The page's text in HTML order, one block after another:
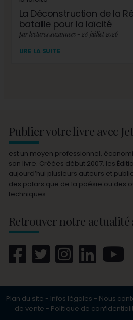
La Déconstruction de la
bataille pour la laïcité
par lectures.suzannees - 28 juillet 2026
LIRE LA SUITE
Publier votre livre avec
est un moyen professionnel,
son livre. Créées début 2007, les
aujourd’hui plusieurs auteurs et
des polars que de la poésie ou des
techniques.
Retrouver notre actualité
Plan du site - Infos légales - Nous
de vente - Politique de